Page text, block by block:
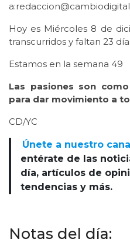
Hoy es Miércoles 8 de
transcurridos y faltan 23
Estamos en la semana 49
Las pasiones son
para dar movimiento a
CD/YC
Únete a nuestro
entérate de las
día, artículos de
tendencias y más.
Notas del día: